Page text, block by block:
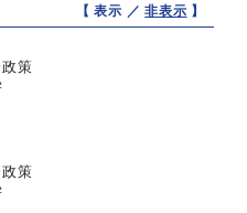
【 表示 ／非表示 】
策
策